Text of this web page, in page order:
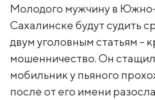
Молодого мужчину в
Сахалинске будут судить
двум уголовным статьям -
мошенничество. Он стащил
мобильник у пьяного
после от его имени